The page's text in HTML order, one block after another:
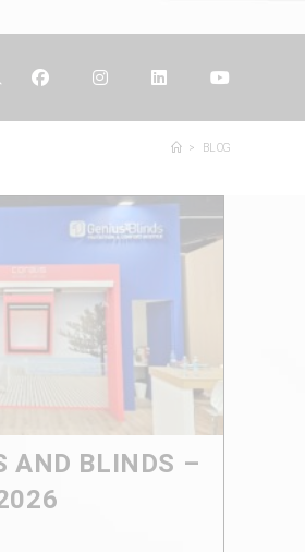
> BLOG
AND BLINDS –